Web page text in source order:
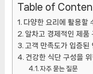
Table of
다양한 요리에 활용할
알차고 경제적인 제품
고객 만족도가 입증된
건강한 식단 구성을
자주 묻는 질문